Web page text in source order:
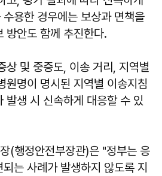
용한 경우에는 보상과 면책을
방안도 함께 추진한다.
상 및 중증도, 이송 거리, 지역별
원명이 명시된 지역별 이송지침
발생 시 신속하게 대응할 수 있
(행정안전부장관)은 "정부는 응
는 사례가 발생하지 않도록 지